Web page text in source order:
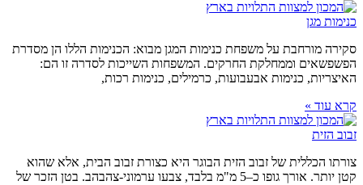
כנימות מגן
סקירה מורחבת על משפחת כנימות המגן מבוא: הכנימות הללו הן מסדרת
הפשפשאים וממחלקת החרקים. המשפחות השייכות לסדרה זו הם:
האיצריות, כנימות אבעבועות, כרמילים, כנימות רכות,
קרא עוד »
זבוב הזית
צורתו הכללית של זבוב הזית הבוגר היא כצורת זבוב הבית, אלא שהוא
קטן יותר. אורך גופו כ–5 מ"מ בלבד, צבעו ערמוני-צהבהב. בטן הזכר של